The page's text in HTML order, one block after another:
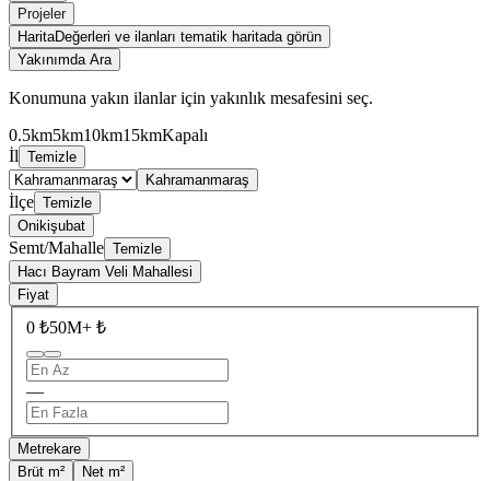
Projeler
HaritaDeğerleri ve ilanları tematik haritada görün
Yakınımda Ara
Konumuna yakın ilanlar için yakınlık mesafesini seç.
0.5km5km10km15kmKapalı
İl Temizle
Kahramanmaraş
İlçe Temizle
Onikişubat
Semt/Mahalle Temizle
Hacı Bayram Veli Mahallesi
Fiyat
0 ₺50M+ ₺
—
Metrekare
Brüt m²
Net m²